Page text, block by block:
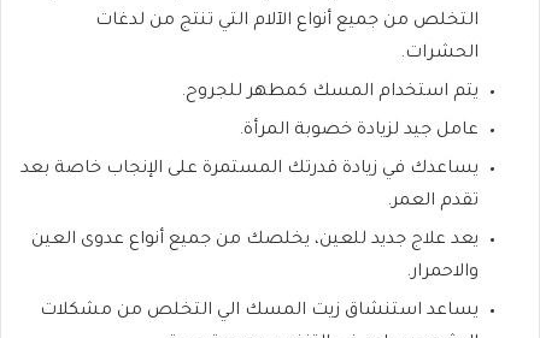
التخلص من جميع أنواع الآلام التي تنتج من لدغات
الحشرات.
يتم استخدام المسك كمطهر للجروح.
عامل جيد لزيادة خصوبة المرأة.
يساعدك في زيادة قدرتك المستمرة على الإنجاب خاصة بعد
تقدم العمر.
يعد علاج جديد للعين، يخلصك من جميع أنواع عدوى العين
والاحمرار.
يساعد استنشاق زيت المسك الي التخلص من مشكلات